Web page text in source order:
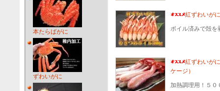
本たらばがに
ずわいがに
紅ずわいが
ボイル済みで殻を
紅ずわいが
ケージ）
加熱調理用！５０